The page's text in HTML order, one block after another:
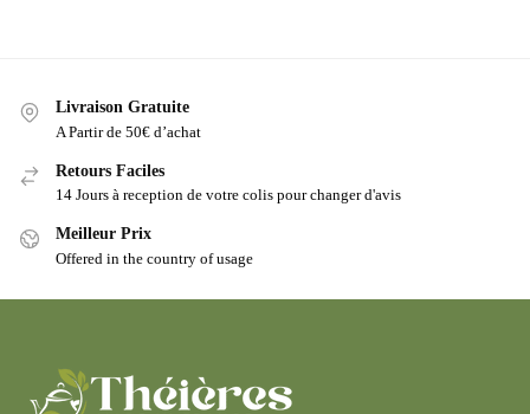
Livraison Gratuite
A Partir de 50€ d’achat
Retours Faciles
14 Jours à reception de votre colis pour changer d'avis
Meilleur Prix
Offered in the country of usage